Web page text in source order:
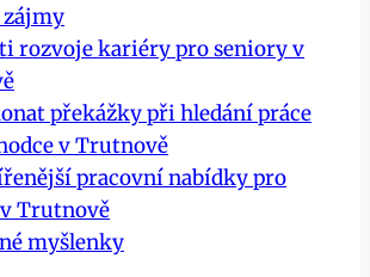
zájmy
rozvoje kariéry pro seniory v
překážky při hledání práce
v Trutnově
pracovní nabídky pro
Trutnově
myšlenky